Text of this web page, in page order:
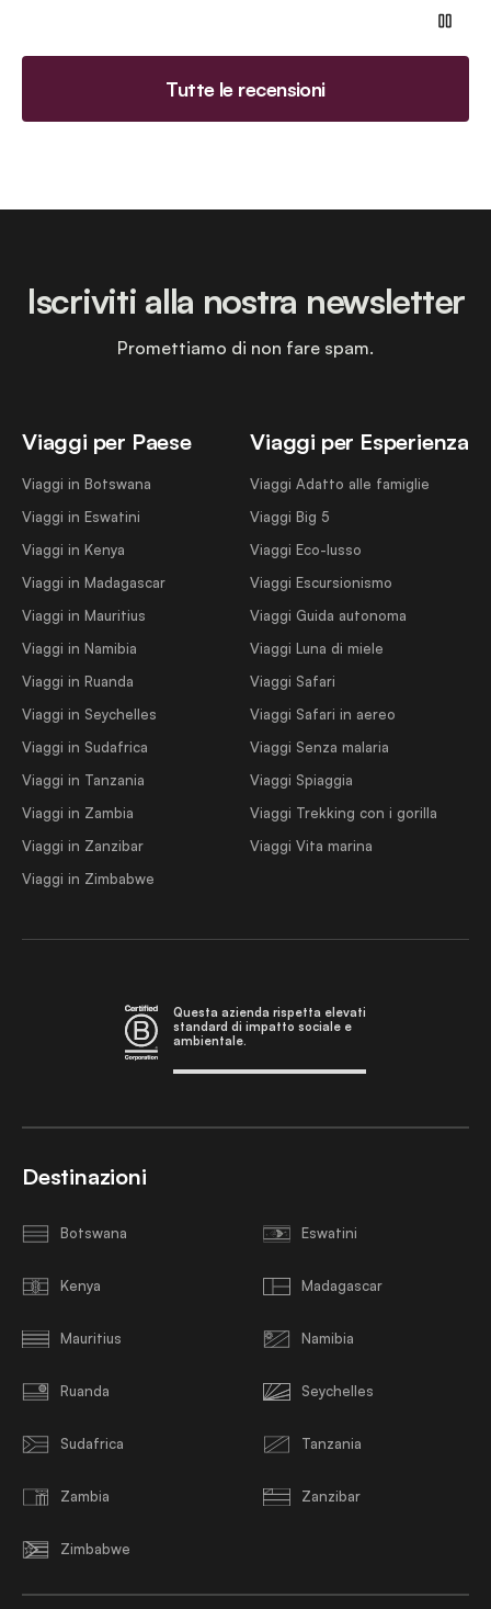
Tutte le recensioni
Viaggi per Paese
Viaggi in Botswana
Viaggi in Eswatini
Viaggi in Kenya
Viaggi in Madagascar
Viaggi in Mauritius
Viaggi in Namibia
Viaggi in Ruanda
Viaggi in Seychelles
Viaggi in Sudafrica
Viaggi in Tanzania
Viaggi in Zambia
Viaggi in Zanzibar
Viaggi in Zimbabwe
Viaggi per Esperienza
Viaggi Adatto alle famiglie
Viaggi Big 5
Viaggi Eco-lusso
Viaggi Escursionismo
Viaggi Guida autonoma
Viaggi Luna di miele
Viaggi Safari
Viaggi Safari in aereo
Viaggi Senza malaria
Viaggi Spiaggia
Viaggi Trekking con i gorilla
Viaggi Vita marina
Iscriviti alla nostra newsletter
Promettiamo di non fare spam.
Questa azienda rispetta elevati
standard di impatto sociale e
ambientale.
Destinazioni
Botswana Eswatini
Kenya Madagascar
Mauritius Namibia
Ruanda Seychelles
Sudafrica Tanzania
Zambia Zanzibar
Zimbabwe